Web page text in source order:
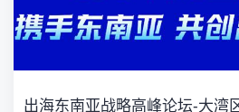
出海东南亚战略高峰论坛-大湾